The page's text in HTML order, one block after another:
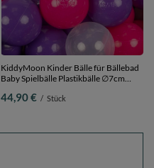
KiddyMoon Kinder Bälle für Bällebad
Baby Spielbälle Plastikbälle ∅7cm
dunkelpink/violett/transparent/grau,
44,90 € / Stück